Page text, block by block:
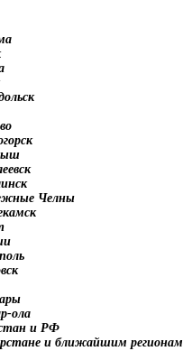
Челны
ола
и РФ
и ближайшим регионам